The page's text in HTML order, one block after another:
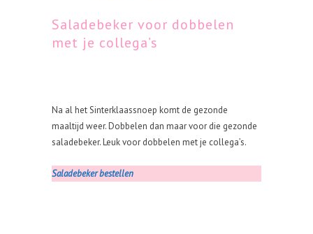
Saladebeker voor dobbelen
met je collega’s
Na al het Sinterklaassnoep komt de gezonde
maaltijd weer. Dobbelen dan maar voor die gezonde
saladebeker. Leuk voor dobbelen met je collega’s.
Saladebeker bestellen